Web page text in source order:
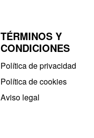
TÉRMINOS Y
CONDICIONES
Política de privacidad​
Política de cookies
Aviso legal